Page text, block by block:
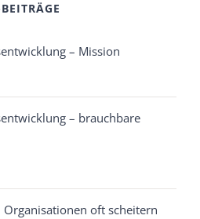
– Mission
– brauchbare
oft scheitern